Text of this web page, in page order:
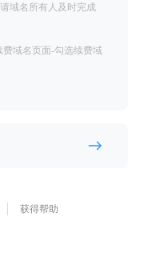
域名所有人及时完成
域名页面-勾选续费域
获得帮助